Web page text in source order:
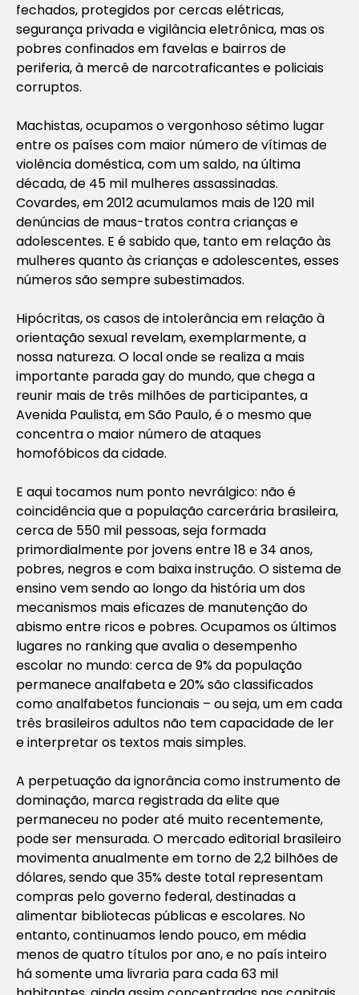
fechados, protegidos por cercas elétricas,
segurança privada e vigilância eletrônica, mas os
pobres confinados em favelas e bairros de
periferia, à mercê de narcotraficantes e policiais
corruptos.
Machistas, ocupamos o vergonhoso sétimo lugar
entre os países com maior número de vítimas de
violência doméstica, com um saldo, na última
década, de 45 mil mulheres assassinadas.
Covardes, em 2012 acumulamos mais de 120 mil
denúncias de maus-tratos contra crianças e
adolescentes. E é sabido que, tanto em relação às
mulheres quanto às crianças e adolescentes, esses
números são sempre subestimados.
Hipócritas, os casos de intolerância em relação à
orientação sexual revelam, exemplarmente, a
nossa natureza. O local onde se realiza a mais
importante parada gay do mundo, que chega a
reunir mais de três milhões de participantes, a
Avenida Paulista, em São Paulo, é o mesmo que
concentra o maior número de ataques
homofóbicos da cidade.
E aqui tocamos num ponto nevrálgico: não é
coincidência que a população carcerária brasileira,
cerca de 550 mil pessoas, seja formada
primordialmente por jovens entre 18 e 34 anos,
pobres, negros e com baixa instrução. O sistema de
ensino vem sendo ao longo da história um dos
mecanismos mais eficazes de manutenção do
abismo entre ricos e pobres. Ocupamos os últimos
lugares no ranking que avalia o desempenho
escolar no mundo: cerca de 9% da população
permanece analfabeta e 20% são classificados
como analfabetos funcionais – ou seja, um em cada
três brasileiros adultos não tem capacidade de ler
e interpretar os textos mais simples.
A perpetuação da ignorância como instrumento de
dominação, marca registrada da elite que
permaneceu no poder até muito recentemente,
pode ser mensurada. O mercado editorial brasileiro
movimenta anualmente em torno de 2,2 bilhões de
dólares, sendo que 35% deste total representam
compras pelo governo federal, destinadas a
alimentar bibliotecas públicas e escolares. No
entanto, continuamos lendo pouco, em média
menos de quatro títulos por ano, e no país inteiro
há somente uma livraria para cada 63 mil